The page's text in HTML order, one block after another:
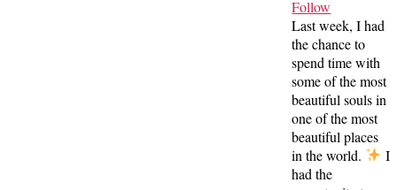
Follow
Last week, I had
the chance to
spend time with
some of the most
beautiful souls in
one of the most
beautiful places
in the world.
I
had the